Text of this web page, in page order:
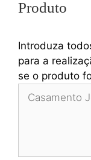
Produto
Introduza
para a
se o produto